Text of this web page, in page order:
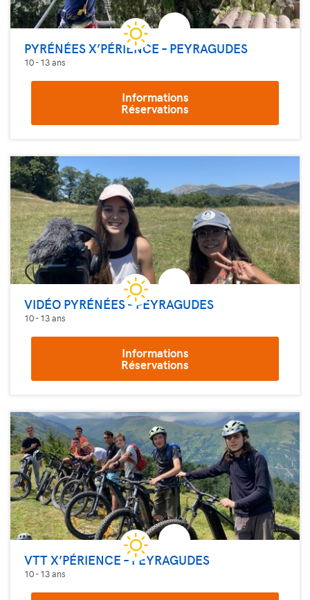
PYRÉNÉES X’PÉRIENCE – PEYRAGUDES
10 - 13 ans
Informations
Réservations
VIDÉO PYRÉNÉES – PEYRAGUDES
10 - 13 ans
Informations
Réservations
VTT X’PÉRIENCE – PEYRAGUDES
10 - 13 ans